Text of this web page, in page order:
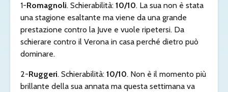
1-Romagnoli. Schierabilità: 10/10. La sua non è stata
una stagione esaltante ma viene da una grande
prestazione contro la Juve e vuole ripetersi. Da
schierare contro il Verona in casa perché dietro può
dominare.
2-Ruggeri. Schierabilità: 10/10. Non è il momento più
brillante della sua annata ma questa settimana va